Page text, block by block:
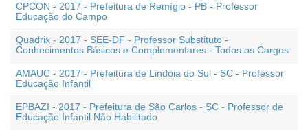
CPCON - 2017 - Prefeitura de Remígio - PB - Professor
Educação do Campo
Quadrix - 2017 - SEE-DF - Professor Substituto -
Conhecimentos Básicos e Complementares - Todos os Cargos
AMAUC - 2017 - Prefeitura de Lindóia do Sul - SC - Professor
Educação Infantil
EPBAZI - 2017 - Prefeitura de São Carlos - SC - Professor de
Educação Infantil Não Habilitado